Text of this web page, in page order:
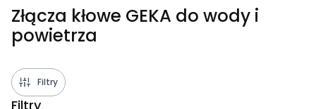
Złącza kłowe GEKA do wody i
powietrza
Filtry
Filtry